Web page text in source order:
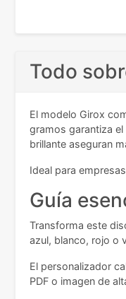
Todo
El modelo Girox
gramos garantiza
brillante aseguran
Ideal para
Guía
Transforma este
azul, blanco, rojo o
El personalizador
PDF o imagen de